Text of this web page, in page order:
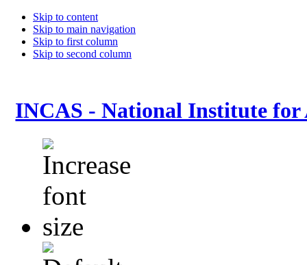
Skip to content
Skip to main navigation
Skip to first column
Skip to second column
INCAS - National Institute for